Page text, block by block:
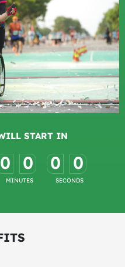
START IN
0
-
0
-
MINUTES
0
-
0
-
SECONDS